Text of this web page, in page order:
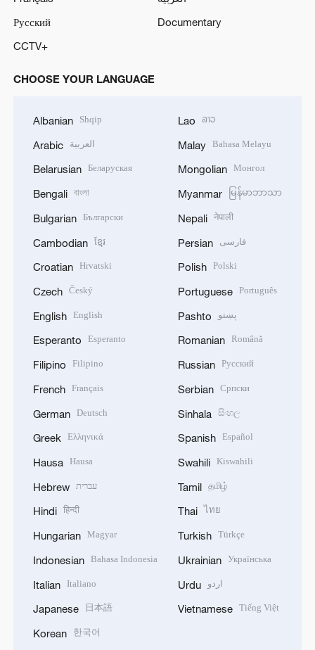
Русский
Documentary
CCTV+
CHOOSE YOUR LANGUAGE
Albanian Shqip
Arabic العربية
Belarusian Беларуская
Bengali বাংলা
Bulgarian Български
Cambodian ខ្មែរ
Croatian Hrvatski
Czech Český
English English
Esperanto Esperanto
Filipino Filipino
French Français
German Deutsch
Greek Ελληνικά
Hausa Hausa
Hebrew עברית
Hindi हिन्दी
Hungarian Magyar
Indonesian Bahasa Indonesia
Italian Italiano
Japanese 日本語
Korean 한국어
Lao ລາວ
Malay Bahasa Melayu
Mongolian Монгол
Myanmar မြန်မာဘာသာ
Nepali नेपाली
Persian فارسی
Polish Polski
Portuguese Português
Pashto پښتو
Romanian Română
Russian Русский
Serbian Српски
Sinhala සිංහල
Spanish Español
Swahili Kiswahili
Tamil தமிழ்
Thai ไทย
Turkish Türkçe
Ukrainian Українська
Urdu اردو
Vietnamese Tiếng Việt